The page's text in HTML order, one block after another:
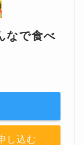
なで食べ
し込む